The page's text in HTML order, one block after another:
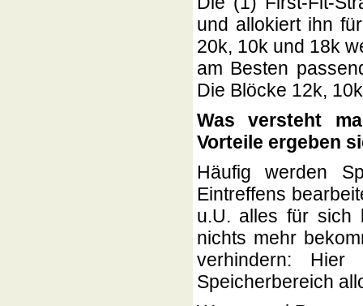
und allokiert ihn
20k, 10k und 18k
am Besten
Die Blöcke 12k,
Was versteht
Vorteile ergeben
Häufig werden
Eintreffens
u.U. alles für sich
nichts mehr
verhindern:
Speicherbereich